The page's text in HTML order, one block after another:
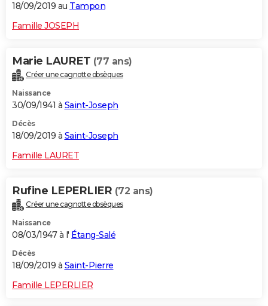
18/09/2019 au Tampon
Famille JOSEPH
Marie LAURET (77 ans)
Créer une cagnotte obsèques
Naissance
30/09/1941 à Saint-Joseph
Décès
18/09/2019 à Saint-Joseph
Famille LAURET
Rufine LEPERLIER (72 ans)
Créer une cagnotte obsèques
Naissance
08/03/1947 à l' Étang-Salé
Décès
18/09/2019 à Saint-Pierre
Famille LEPERLIER